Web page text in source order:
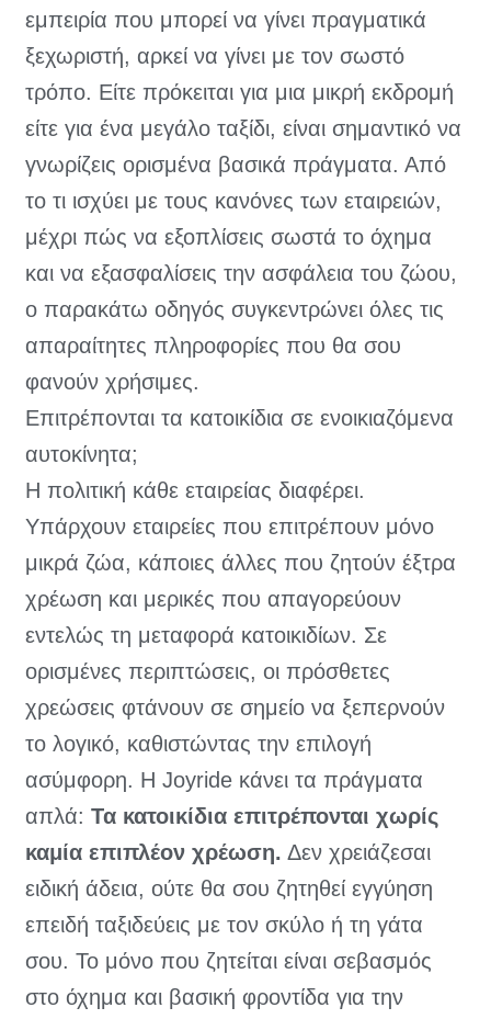
εμπειρία που μπορεί να γίνει πραγματικά
ξεχωριστή, αρκεί να γίνει με τον σωστό
τρόπο. Είτε πρόκειται για μια μικρή εκδρομή
είτε για ένα μεγάλο ταξίδι, είναι σημαντικό να
γνωρίζεις ορισμένα βασικά πράγματα. Από
το τι ισχύει με τους κανόνες των εταιρειών,
μέχρι πώς να εξοπλίσεις σωστά το όχημα
και να εξασφαλίσεις την ασφάλεια του ζώου,
ο παρακάτω οδηγός συγκεντρώνει όλες τις
απαραίτητες πληροφορίες που θα σου
φανούν χρήσιμες.
Επιτρέπονται τα κατοικίδια σε ενοικιαζόμενα
αυτοκίνητα;
Η πολιτική κάθε εταιρείας διαφέρει.
Υπάρχουν εταιρείες που επιτρέπουν μόνο
μικρά ζώα, κάποιες άλλες που ζητούν έξτρα
χρέωση και μερικές που απαγορεύουν
εντελώς τη μεταφορά κατοικιδίων. Σε
ορισμένες περιπτώσεις, οι πρόσθετες
χρεώσεις φτάνουν σε σημείο να ξεπερνούν
το λογικό, καθιστώντας την επιλογή
ασύμφορη. Η Joyride κάνει τα πράγματα
απλά: Τα κατοικίδια επιτρέπονται χωρίς
καμία επιπλέον χρέωση. Δεν χρειάζεσαι
ειδική άδεια, ούτε θα σου ζητηθεί εγγύηση
επειδή ταξιδεύεις με τον σκύλο ή τη γάτα
σου. Το μόνο που ζητείται είναι σεβασμός
στο όχημα και βασική φροντίδα για την